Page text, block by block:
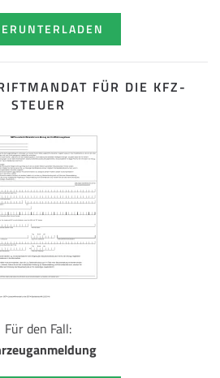
FÜR DIE KFZ-
STEUER
Für den Fall: